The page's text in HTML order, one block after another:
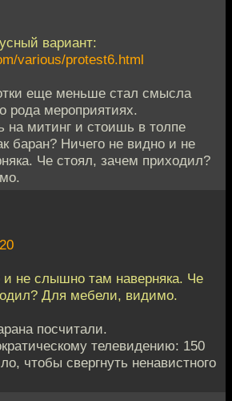
вариант:
various/protest6.html
еще меньше стал смысла
рода мероприятиях.
на митинг и стоишь в толпе
баран? Ничего не видно и не
Че стоял, зачем приходил?
и не слышно там наверняка. Че
Для мебели, видимо.
посчитали.
телевидению: 150
чтобы свергнуть ненавистного